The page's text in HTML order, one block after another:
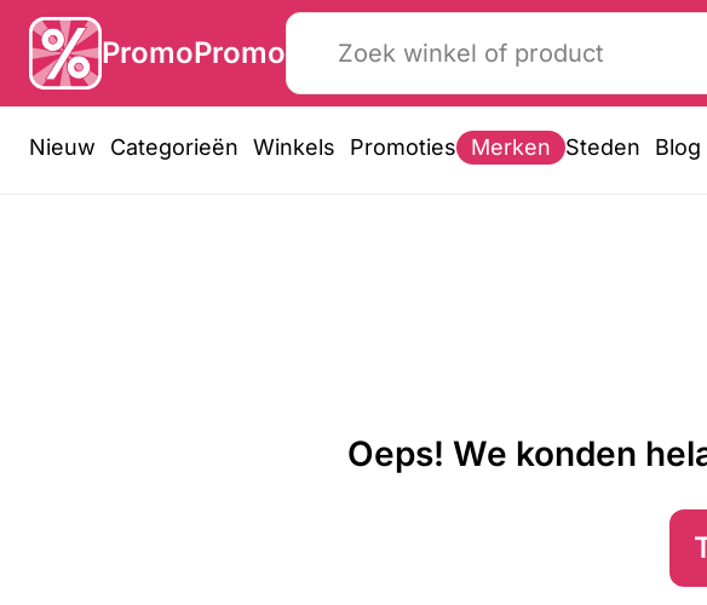
PromoPromo
Nieuw Categorieën Winkels Promoties Merken Steden Blog
Oeps! We konden